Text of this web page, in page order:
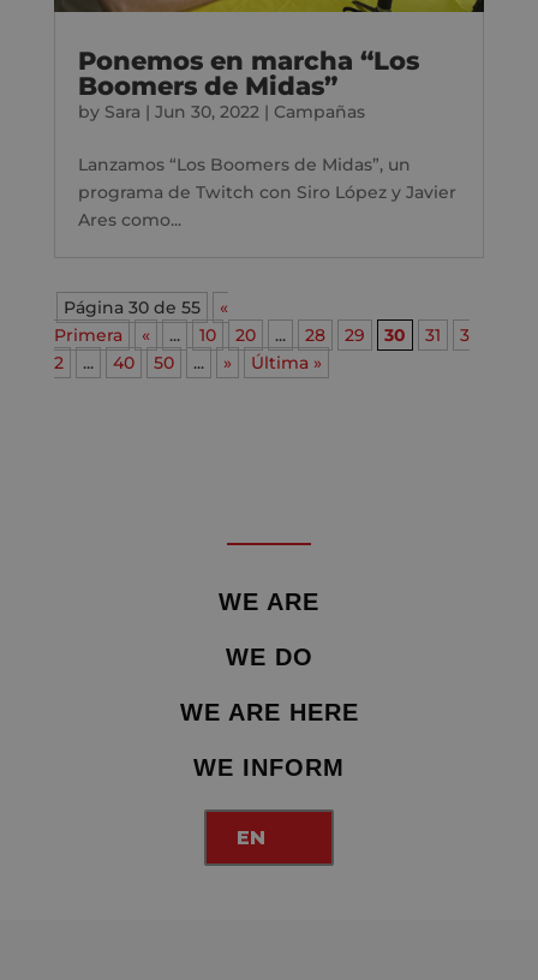
Ponemos en marcha “Los
Boomers de Midas”
by Sara | Jun 30, 2022| Campañas
Lanzamos “Los Boomers de Midas”, un
programa de Twitch con Siro López y Javier
Ares como...
Página 30 de 55
«
Primera
« ... 10 20 ... 28 29 30 31
3
2
... 40 50 ... » Última »
WE ARE
WE DO
WE ARE HERE
WE INFORM
EN